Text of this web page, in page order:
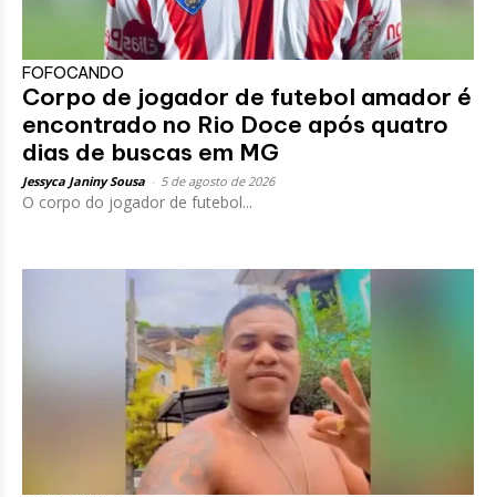
FOFOCANDO
Corpo de jogador de futebol amador é
encontrado no Rio Doce após quatro
dias de buscas em MG
Jessyca Janiny Sousa 5 de agosto de 2026
O corpo do jogador de futebol...